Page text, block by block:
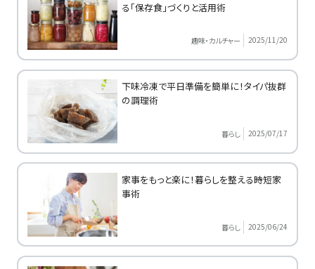
る「保存食」づくりと活用術
趣味・カルチャー 2025/11/20
下味冷凍で平日準備を簡単に！タイパ抜群
の調理術
暮らし 2025/07/17
家事をもっと楽に！暮らしを整える時短家
事術
暮らし 2025/06/24